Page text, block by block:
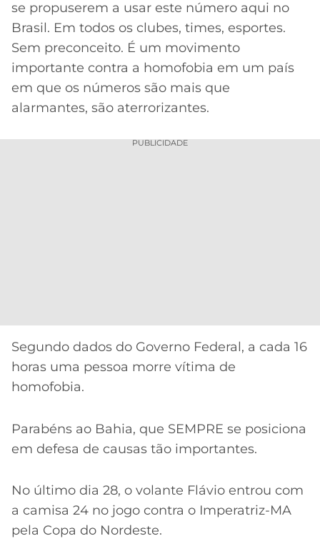
ONLINE
2026
GRÊMIO
ATLÉTICO
MG
LALIGA
se propuserem a usar este número aqui no
Brasil. Em todos os clubes, times, esportes.
Sem preconceito. É um movimento
importante contra a homofobia em um país
em que os números são mais que
alarmantes, são aterrorizantes.
PUBLICIDADE
Segundo dados do Governo Federal, a cada 16
horas uma pessoa morre vítima de
homofobia.
Parabéns ao Bahia, que SEMPRE se posiciona
em defesa de causas tão importantes.
No último dia 28, o volante Flávio entrou com
a camisa 24 no jogo contra o Imperatriz-MA
pela Copa do Nordeste.